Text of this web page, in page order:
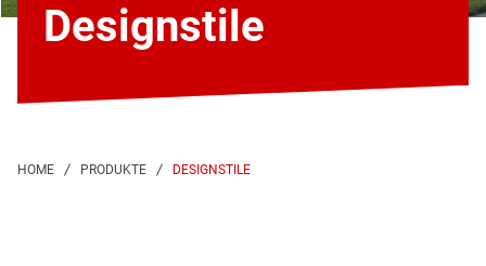
Designstile
DESIGNSTILE